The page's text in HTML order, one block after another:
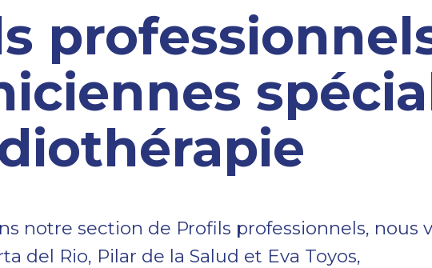
notre section de Profils professionnels, nous
del Rio, Pilar de la Salud et Eva Toyos,